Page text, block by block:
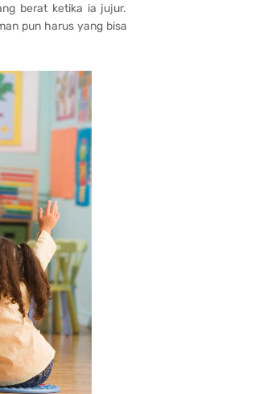
berat ketika ia jujur.
pun harus yang bisa